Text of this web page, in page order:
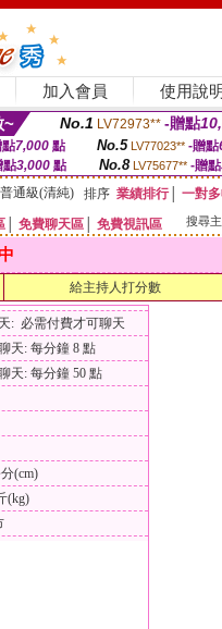
加入會員 使用說明
~ No.1 LV72973** -贈點
7,000點 No.5 LV77023** -贈點
點3,000 點 No.8 LV75677** -贈點
普通級(清純) 排序 業績排行│ 一對
免費聊天區 免費視訊區 搜尋
給主持人打分數
: 必需付費才可聊天
天: 每分鐘 8 點
天: 每分鐘 50 點
(cm)
(kg)